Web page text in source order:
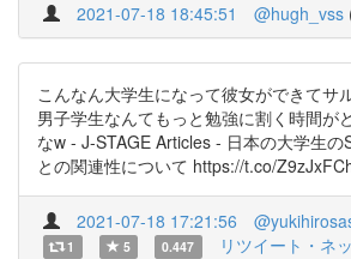
2021-07-18 18:45:51 @hugh_vss
こんなん大学生になって彼女ができてサ
男子学生なんてもっと勉強に割く時間が
なw - J-STAGE Articles - 日本の大学生の
との関連性について https://t.co/
2021-07-18 17:21:56
1 5 0.447 リツイート・ネ